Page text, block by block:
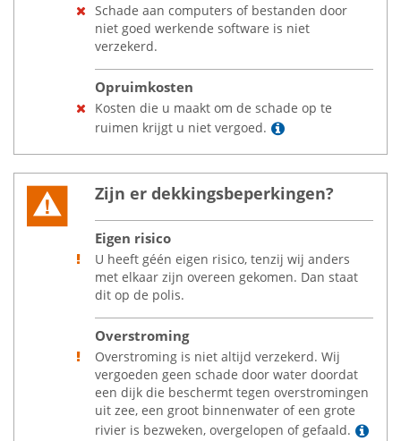
Schade aan computers of bestanden door
niet goed werkende software is niet
verzekerd.
Opruimkosten
Kosten die u maakt om de schade op te
ruimen krijgt u niet vergoed.
Lees meer
Zijn er dekkingsbeperkingen?
Eigen risico
U heeft géén eigen risico, tenzij wij anders
met elkaar zijn overeen gekomen. Dan staat
dit op de polis.
Overstroming
Overstroming is niet altijd verzekerd. Wij
vergoeden geen schade door water doordat
een dijk die beschermt tegen overstromingen
uit zee, een groot binnenwater of een grote
rivier is bezweken, overgelopen of gefaald.